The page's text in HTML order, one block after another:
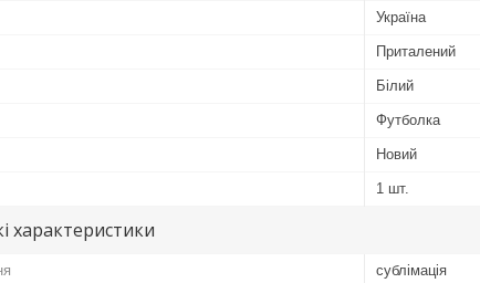
Україна
Приталений
Білий
Футболка
Новий
1 шт.
характеристики
сублімація